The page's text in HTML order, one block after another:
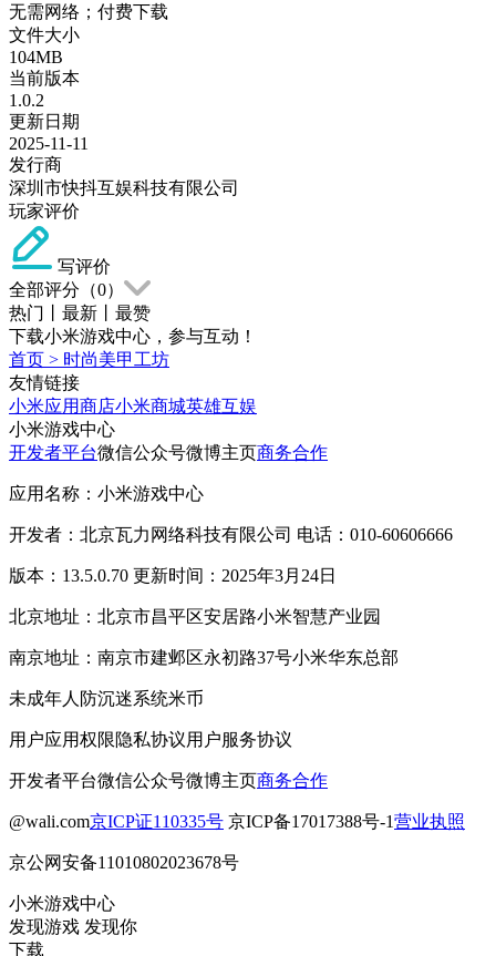
无需网络；付费下载
文件大小
104MB
当前版本
1.0.2
更新日期
2025-11-11
发行商
深圳市快抖互娱科技有限公司
玩家评价
写评价
全部评分（0）
热门
最新
最赞
下载小米游戏中心，参与互动！
首页 > 时尚美甲工坊
友情链接
小米应用商店小米商城英雄互娱
小米游戏中心
开发者平台微信公众号微博主页商务合作
应用名称：小米游戏中心
开发者：北京瓦力网络科技有限公司 电话：010-60606666
版本：13.5.0.70 更新时间：2025年3月24日
北京地址：北京市昌平区安居路小米智慧产业园
南京地址：南京市建邺区永初路37号小米华东总部
未成年人防沉迷系统米币
用户应用权限隐私协议用户服务协议
开发者平台微信公众号微博主页商务合作
@wali.com京ICP证110335号 京ICP备17017388号-1营业执照
京公网安备11010802023678号
小米游戏中心
发现游戏 发现你
下载